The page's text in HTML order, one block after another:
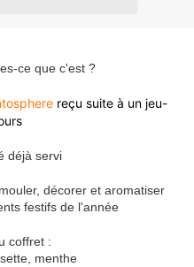
ce que c'est ?
reçu suite à un jeu-
déjà servi
décorer et aromatiser
festifs de l'année
coffret :
menthe